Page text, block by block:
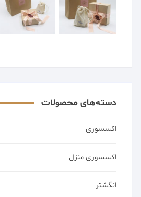
دسته‌های محصولات
اکسسوری
اکسسوری منزل
انگشتر